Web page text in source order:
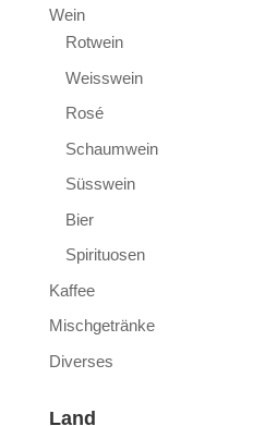
Wein
Rotwein
Weisswein
Rosé
Schaumwein
Süsswein
Bier
Spirituosen
Kaffee
Mischgetränke
Diverses
Land